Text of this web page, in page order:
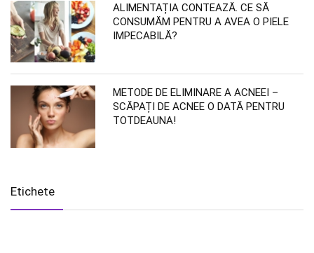
ALIMENTAȚIA CONTEAZĂ. CE SĂ
CONSUMĂM PENTRU A AVEA O PIELE
IMPECABILĂ?
METODE DE ELIMINARE A ACNEEI –
SCĂPAȚI DE ACNEE O DATĂ PENTRU
TOTDEAUNA!
Etichete